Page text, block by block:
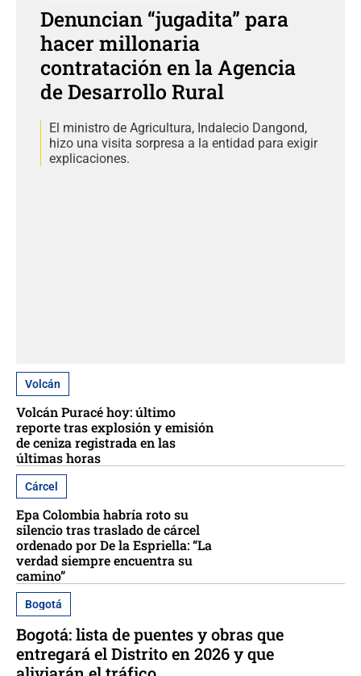
Denuncian “jugadita” para
hacer millonaria
contratación en la Agencia
de Desarrollo Rural
El ministro de Agricultura, Indalecio Dangond,
hizo una visita sorpresa a la entidad para exigir
explicaciones.
Volcán
Volcán Puracé hoy: último
reporte tras explosión y emisión
de ceniza registrada en las
últimas horas
Cárcel
Epa Colombia habría roto su
silencio tras traslado de cárcel
ordenado por De la Espriella: “La
verdad siempre encuentra su
camino”
Bogotá
Bogotá: lista de puentes y obras que
entregará el Distrito en 2026 y que